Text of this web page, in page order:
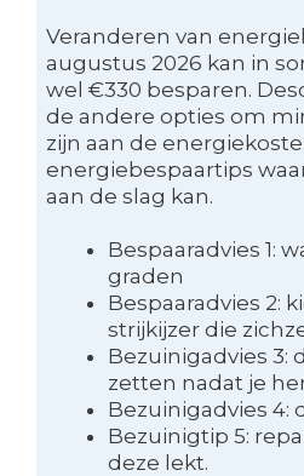
Veranderen van
augustus 2026 kan in
wel €330 besparen.
de andere opties om
zijn aan de
energiebespaartips
aan de slag kan.
Bespaaradvies 1:
graden
Bespaaradvies 2:
strijkijzer die
Bezuinigadvies 3:
zetten nadat je
Bezuinigadvies 4:
Bezuinigtip 5:
deze lekt.